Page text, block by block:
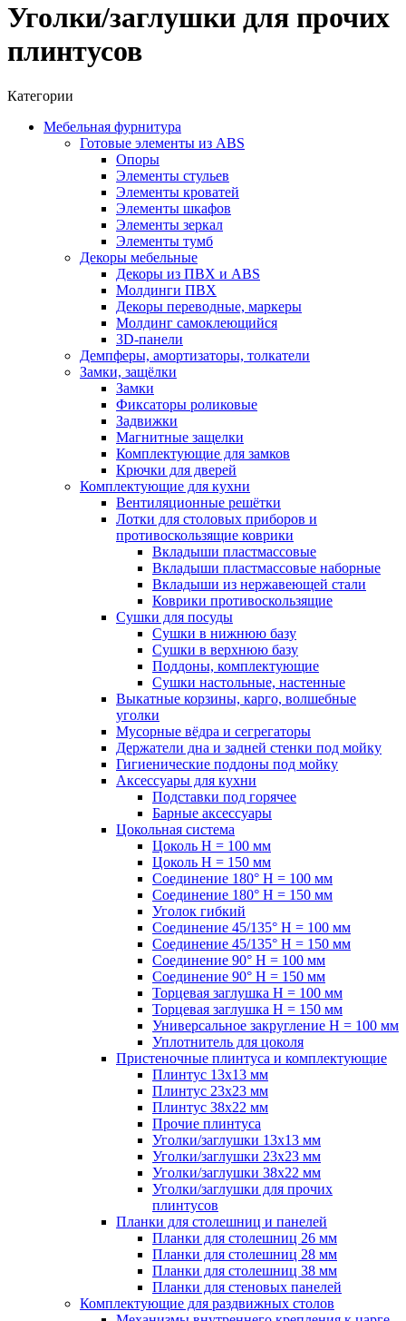
Уголки/заглушки для прочих
плинтусов
Категории
Мебельная фурнитура
Готовые элементы из ABS
Опоры
Элементы стульев
Элементы кроватей
Элементы шкафов
Элементы зеркал
Элементы тумб
Декоры мебельные
Декоры из ПВХ и ABS
Молдинги ПВХ
Декоры переводные, маркеры
Молдинг самоклеющийся
3D-панели
Демпферы, амортизаторы, толкатели
Замки, защёлки
Замки
Фиксаторы роликовые
Задвижки
Магнитные защелки
Комплектующие для замков
Крючки для дверей
Комплектующие для кухни
Вентиляционные решётки
Лотки для столовых приборов и
противоскользящие коврики
Вкладыши пластмассовые
Вкладыши пластмассовые наборные
Вкладыши из нержавеющей стали
Коврики противоскользящие
Сушки для посуды
Сушки в нижнюю базу
Сушки в верхнюю базу
Поддоны, комплектующие
Сушки настольные, настенные
Выкатные корзины, карго, волшебные
уголки
Мусорные вёдра и сегрегаторы
Держатели дна и задней стенки под мойку
Гигиенические поддоны под мойку
Аксессуары для кухни
Подставки под горячее
Барные аксессуары
Цокольная система
Цоколь H = 100 мм
Цоколь H = 150 мм
Соединение 180° H = 100 мм
Соединение 180° H = 150 мм
Уголок гибкий
Соединение 45/135° H = 100 мм
Соединение 45/135° H = 150 мм
Соединение 90° H = 100 мм
Соединение 90° H = 150 мм
Торцевая заглушка H = 100 мм
Торцевая заглушка H = 150 мм
Универсальное закругление H = 100 мм
Уплотнитель для цоколя
Пристеночные плинтуса и комплектующие
Плинтус 13х13 мм
Плинтус 23х23 мм
Плинтус 38х22 мм
Прочие плинтуса
Уголки/заглушки 13х13 мм
Уголки/заглушки 23х23 мм
Уголки/заглушки 38х22 мм
Уголки/заглушки для прочих
плинтусов
Планки для столешниц и панелей
Планки для столешниц 26 мм
Планки для столешниц 28 мм
Планки для столешниц 38 мм
Планки для стеновых панелей
Комплектующие для раздвижных столов